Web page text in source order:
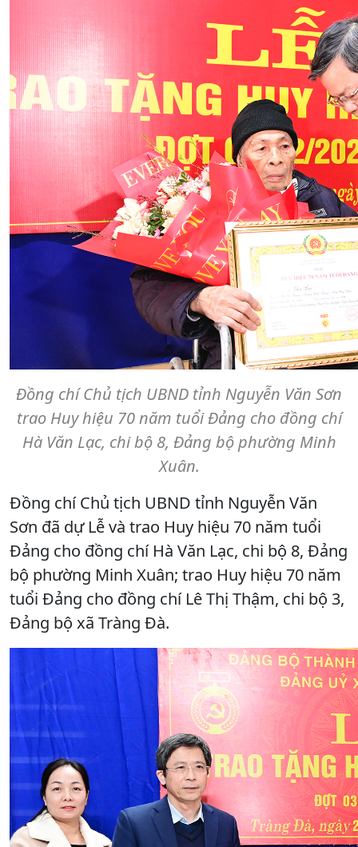
Đồng chí Chủ tịch UBND tỉnh Nguyễn Văn Sơn
trao Huy hiệu 70 năm tuổi Đảng cho đồng chí
Hà Văn Lạc, chi bộ 8, Đảng bộ phường Minh
Xuân.
Đồng chí Chủ tịch UBND tỉnh Nguyễn Văn
Sơn đã dự Lễ và trao Huy hiệu 70 năm tuổi
Đảng cho đồng chí Hà Văn Lạc, chi bộ 8, Đảng
bộ phường Minh Xuân; trao Huy hiệu 70 năm
tuổi Đảng cho đồng chí Lê Thị Thậm, chi bộ 3,
Đảng bộ xã Tràng Đà.